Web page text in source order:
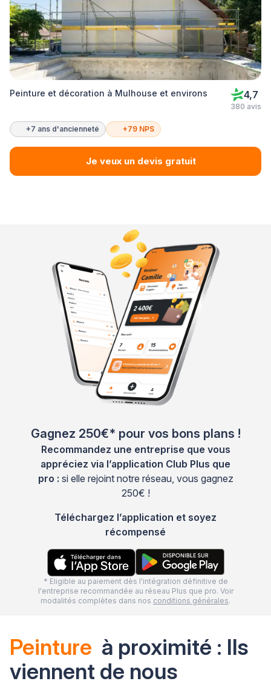
Peinture et décoration à Mulhouse et environs 4,7
380 avis
+7 ans d'ancienneté +79 NPS
Je veux un devis gratuit
Gagnez 250€* pour vos bons plans !
Recommandez une entreprise que vous
appréciez via l’application Club Plus que
pro : si elle rejoint notre réseau, vous gagnez
250€ !
Téléchargez l’application et soyez
récompensé
* Eligible au paiement dès l'intégration définitive de
l'entreprise recommandée au réseau Plus que pro. Voir
modalités complètes dans nos conditions générales.
Peinture à proximité : Ils
viennent de nous